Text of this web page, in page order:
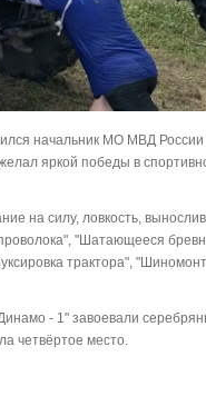
начальник МО МВД России
яркой победы в
на силу, ловкость,
"Шатающееся
трактора",
- 1" завоевали
четвёртое место.